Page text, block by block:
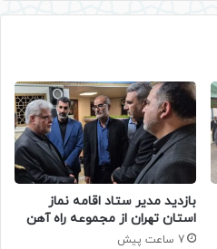
بازدید مدیر ستاد اقامه نماز
استان تهران از مجموعه راه آهن
7 ساعت پیش